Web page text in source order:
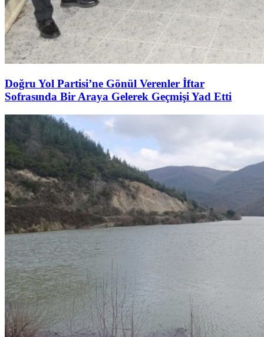
Doğru Yol Partisi’ne Gönül Verenler İftar
Sofrasında Bir Araya Gelerek Geçmişi Yad Etti